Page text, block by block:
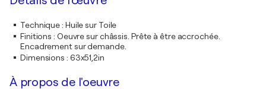
Technique: Huile sur Toile
Finitions : Oeuvre sur châssis. Prête à être accrochée.
Encadrement sur demande.
Dimensions : 63x51,2in
À propos de l'oeuvre